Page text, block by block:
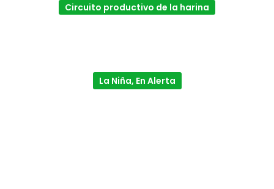
Circuito productivo de la harina
La Niña, En Alerta